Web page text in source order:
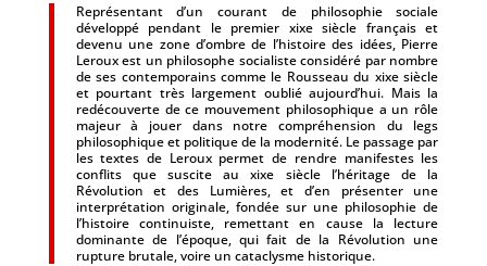
Représentant d’un courant de philosophie sociale
développé pendant le premier xixe siècle français et
devenu une zone d’ombre de l’histoire des idées, Pierre
Leroux est un philosophe socialiste considéré par nombre
de ses contemporains comme le Rousseau du xixe siècle
et pourtant très largement oublié aujourd’hui. Mais la
redécouverte de ce mouvement philosophique a un rôle
majeur à jouer dans notre compréhension du legs
philosophique et politique de la modernité. Le passage par
les textes de Leroux permet de rendre manifestes les
conflits que suscite au xixe siècle l’héritage de la
Révolution et des Lumières, et d’en présenter une
interprétation originale, fondée sur une philosophie de
l’histoire continuiste, remettant en cause la lecture
dominante de l’époque, qui fait de la Révolution une
rupture brutale, voire un cataclysme historique.